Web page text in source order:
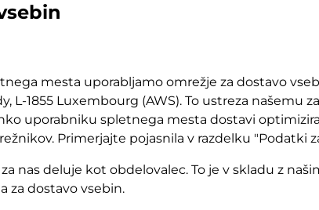
mesta uporabljamo omrežje za dostavo
L-1855 Luxembourg (AWS). To ustreza našemu
uporabniku spletnega mesta dostavi
Primerjajte pojasnila v razdelku "Podatki
nas deluje kot obdelovalec. To je v skladu z
za dostavo vsebin.